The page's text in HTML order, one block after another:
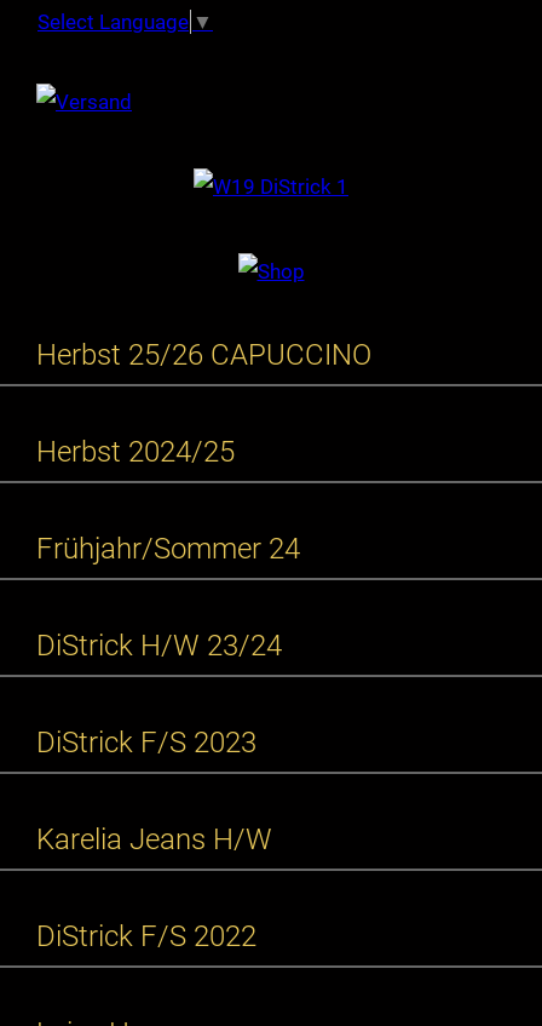
Select Language ▼
Herbst 25/26 CAPUCCINO
Herbst 2024/25
Frühjahr/Sommer 24
DiStrick H/W 23/24
DiStrick F/S 2023
Karelia Jeans H/W
DiStrick F/S 2022